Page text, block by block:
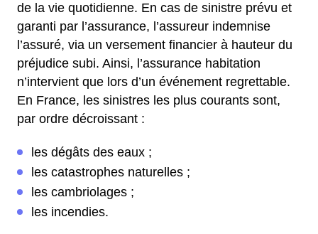
de la vie quotidienne. En cas de sinistre prévu et
garanti par l’assurance, l’assureur indemnise
l’assuré, via un versement financier à hauteur du
préjudice subi. Ainsi, l’assurance habitation
n’intervient que lors d’un événement regrettable.
En France, les sinistres les plus courants sont,
par ordre décroissant :
les dégâts des eaux ;
les catastrophes naturelles ;
les cambriolages ;
les incendies.